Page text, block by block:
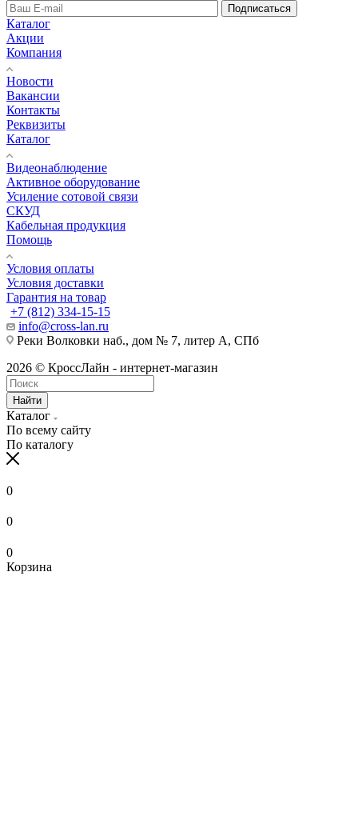
Подписаться
Каталог
Акции
Компания
Новости
Вакансии
Контакты
Реквизиты
Каталог
Видеонаблюдение
Активное оборудование
Усиление сотовой связи
СКУД
Кабельная продукция
Помощь
Условия оплаты
Условия доставки
Гарантия на товар
+7 (812) 334-15-15
info@cross-lan.ru
Реки Волковки наб., дом № 7, литер А, СПб
2026 © КроссЛайн - интернет-магазин
Найти
Каталог
По всему сайту
По каталогу
0
0
0
Корзина